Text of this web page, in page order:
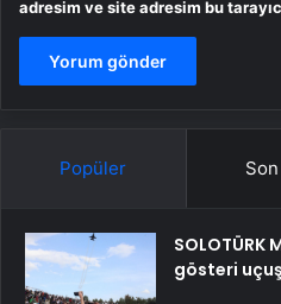
adresim ve site adresim bu
Popüler Son
gösteri